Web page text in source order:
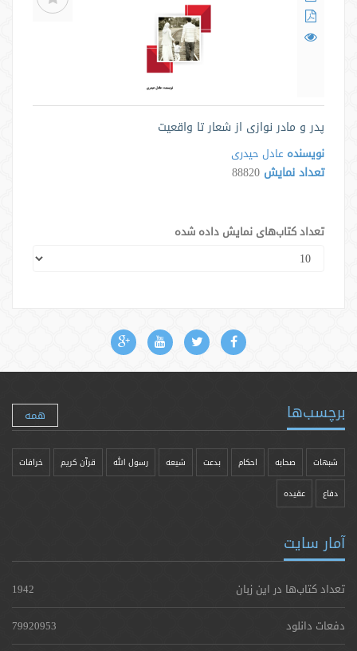
پدر و مادر نوازی از شعار تا واقعیت
نویسنده عادل حیدری
تعداد نمایش 88820
تعداد کتاب‌های نمایش داده شده
برچسب‌ها همه
شبهات صحابه احکام بدعت شیعه رسول الله قرآن کریم خرافات
دفاع عقیده
آمار سایت
تعداد کتاب‌ها در این زبان
1942
دفعات دانلود
79920953